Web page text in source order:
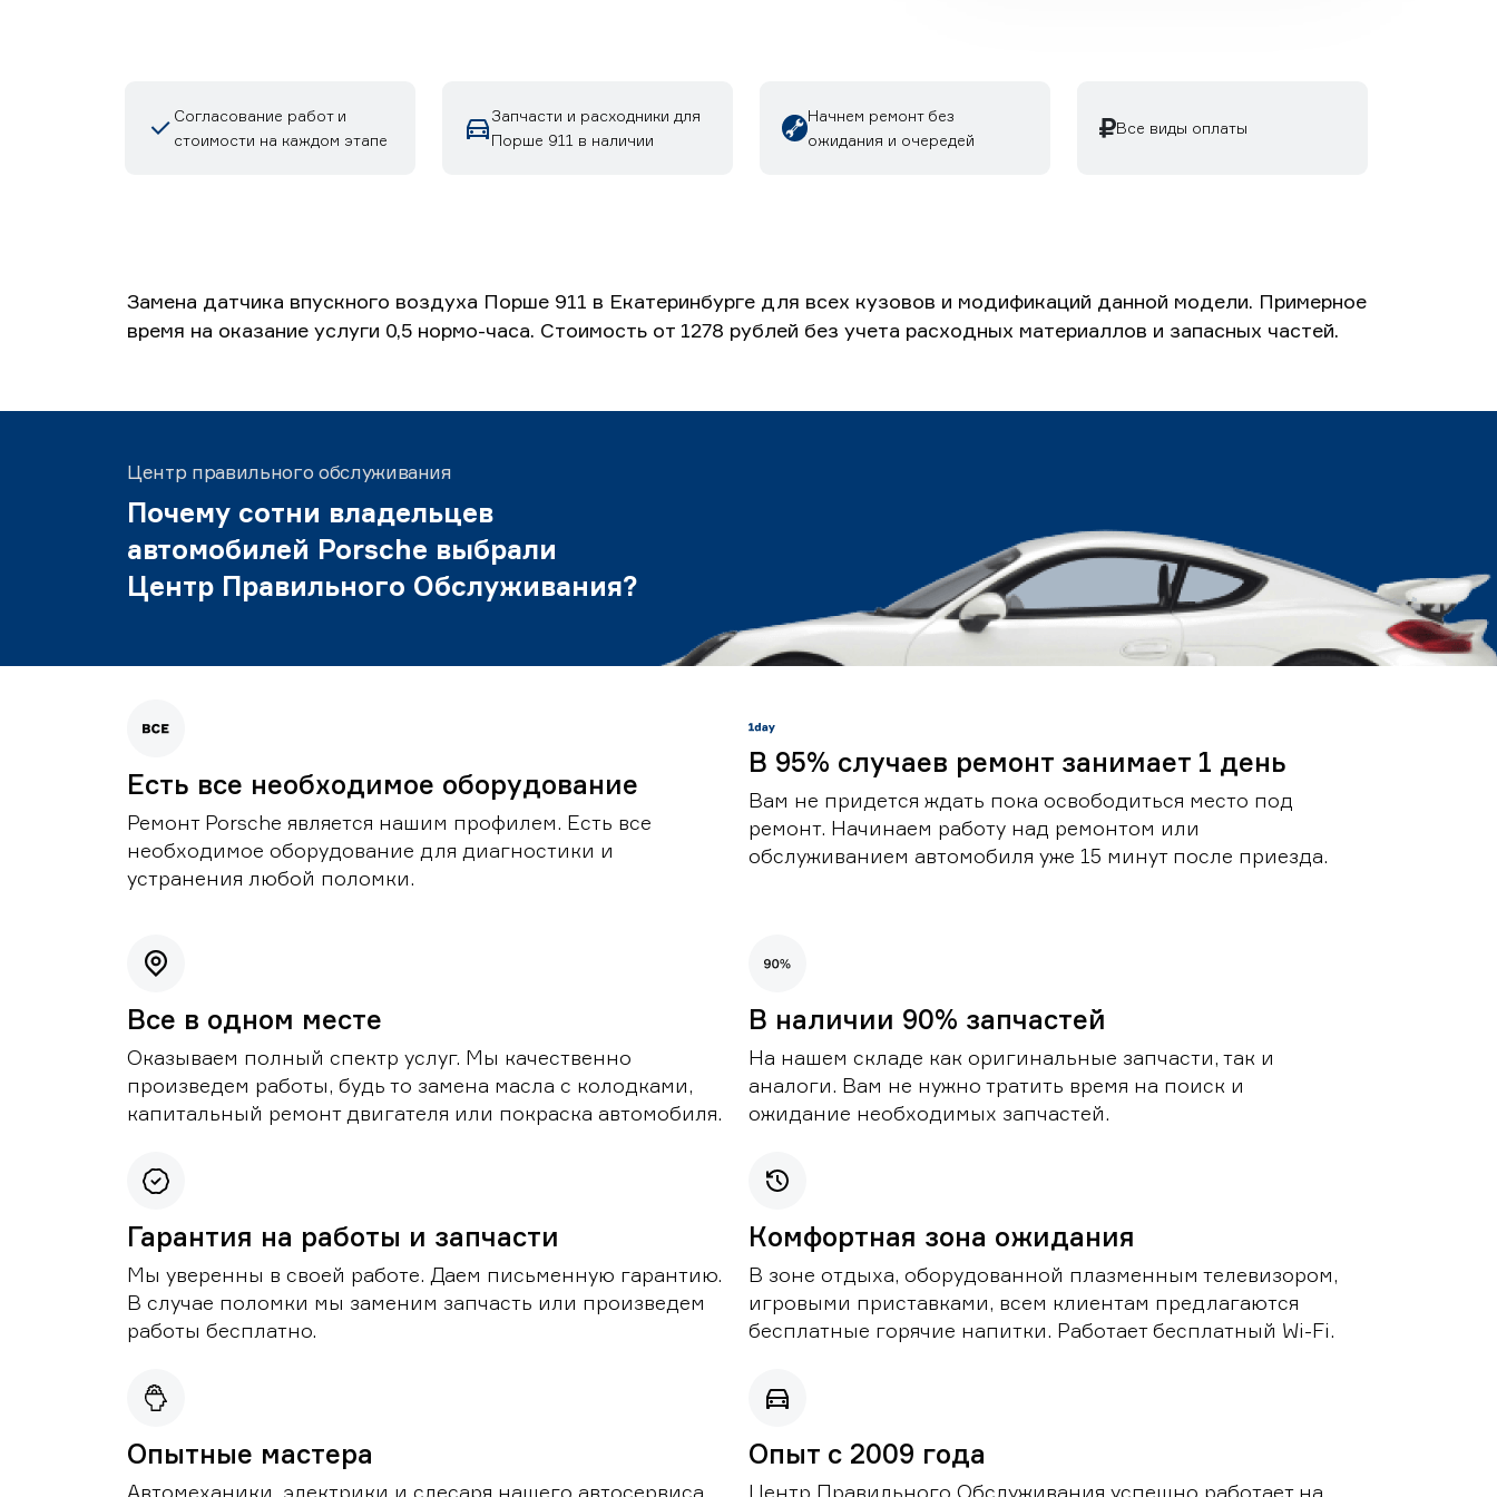
Согласование работ и
стоимости на каждом этапе
Запчасти и расходники для
Порше 911 в наличии
Начнем ремонт без
ожидания и очередей
Все виды оплаты
Замена датчика впускного воздуха Порше 911 в Екатеринбурге для всех кузовов и модификаций данной модели. Примерное
время на оказание услуги 0,5 нормо-часа. Стоимость от 1278 рублей без учета расходных материаллов и запасных частей.
Центр правильного обслуживания
Почему сотни владельцев
автомобилей Porsche выбрали
Центр Правильного Обслуживания?
Есть все необходимое оборудование
Ремонт Porsche является нашим профилем. Есть все
необходимое оборудование для диагностики и
устранения любой поломки.
В 95% случаев ремонт занимает 1 день
Вам не придется ждать пока освободиться место под
ремонт. Начинаем работу над ремонтом или
обслуживанием автомобиля уже 15 минут после приезда.
Все в одном месте
Оказываем полный спектр услуг. Мы качественно
произведем работы, будь то замена масла с колодками,
капитальный ремонт двигателя или покраска автомобиля.
В наличии 90% запчастей
На нашем складе как оригинальные запчасти, так и
аналоги. Вам не нужно тратить время на поиск и
ожидание необходимых запчастей.
Гарантия на работы и запчасти
Мы уверенны в своей работе. Даем письменную гарантию.
В случае поломки мы заменим запчасть или произведем
работы бесплатно.
Комфортная зона ожидания
В зоне отдыха, оборудованной плазменным телевизором,
игровыми приставками, всем клиентам предлагаются
бесплатные горячие напитки. Работает бесплатный Wi-Fi.
Опытные мастера
Автомеханики, электрики и слесаря нашего автосервиса
Опыт с 2009 года
Центр Правильного Обслуживания успешно работает на